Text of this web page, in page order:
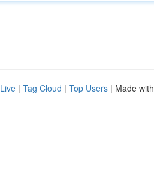
Live | Tag Cloud | Top Users | Made with